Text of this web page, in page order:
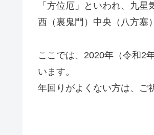
「方位厄」といわれ、九
西（裏鬼門）中央（八方塞
ここでは、2020年（令和2
います。
年回りがよくない方は、ご